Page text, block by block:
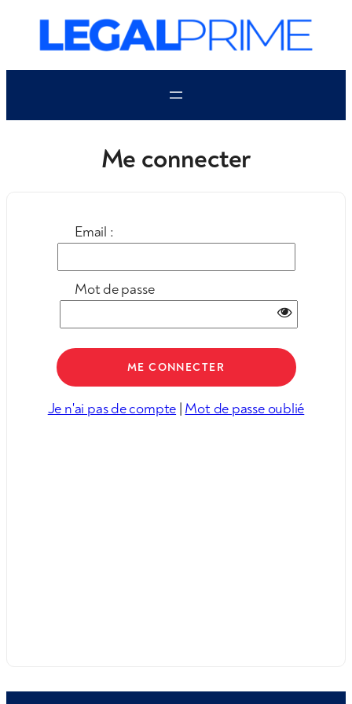
contenu
Me connecter
Email :
Mot de passe
Je n'ai pas de compte | Mot de passe oublié